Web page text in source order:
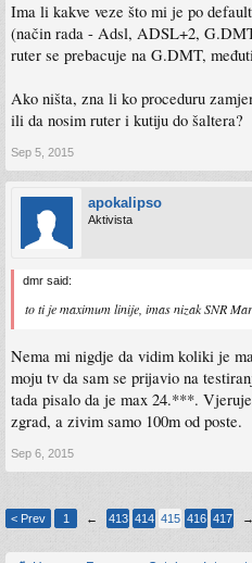
Ima li kakve veze što mi je po
(način rada - Adsl, ADSL+2,
ruter se prebacuje na G.DMT,
Ako ništa, zna li ko proceduru
ili da nosim ruter i kutiju do šaltera?
Sep 5, 2015
apokalipso
Aktivista
dmr said:
to ti je maximum linije, imas nizak SNR
Nema mi nigdje da vidim koliki je
moju tv da sam se prijavio na
tada pisalo da je max 24.***.
zgrad, a zivim samo 100m od poste.
Sep 6, 2015
< Prev
1 ← 413 414 415 416 417 →